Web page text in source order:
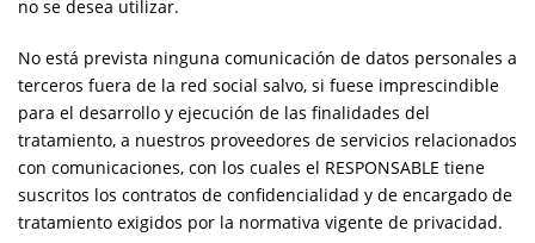
no se desea utilizar.
No está prevista ninguna comunicación de datos personales a
terceros fuera de la red social salvo, si fuese imprescindible
para el desarrollo y ejecución de las finalidades del
tratamiento, a nuestros proveedores de servicios relacionados
con comunicaciones, con los cuales el RESPONSABLE tiene
suscritos los contratos de confidencialidad y de encargado de
tratamiento exigidos por la normativa vigente de privacidad.